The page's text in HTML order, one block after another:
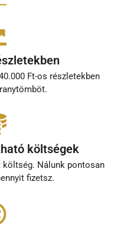
Ft-os részletekben
költségek
költség. Nálunk pontosan
fizetsz.